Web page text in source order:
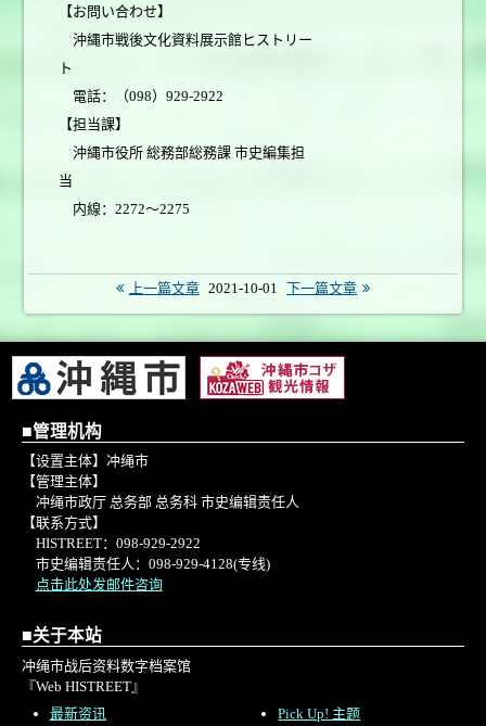
【お問い合わせ】
沖縄市戦後文化資料展示館ヒストリー
ト
電話：（098）929-2922
【担当課】
沖縄市役所 総務部総務課 市史編集担
当
内線：2272～2275
上一篇文章 2021-10-01 下一篇文章
■管理机构
【设置主体】冲绳市
【管理主体】
冲绳市政厅 总务部 总务科 市史编辑责任人
【联系方式】
HISTREET：098-929-2922
市史编辑责任人：098-929-4128(专线)
点击此处发邮件咨询
■关于本站
冲绳市战后资料数字档案馆
『Web HISTREET』
最新资讯
Pick Up! 主题